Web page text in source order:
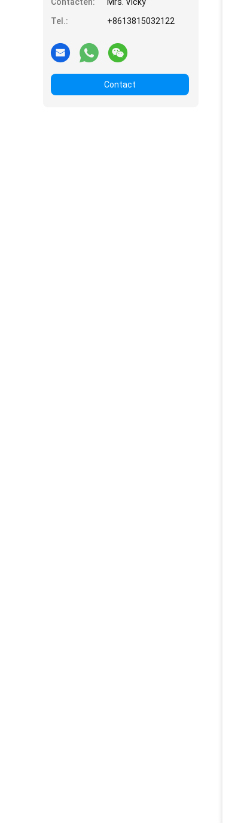
Tel.:
+8613815032122
Contact